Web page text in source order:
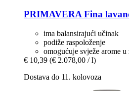
PRIMAVERAFina
ima balansirajući učinak
podiže raspoloženje
omogućuje svježe arome
€ 10,39 (€ 2.078,00 / l)
Dostava do 11. kolovoza